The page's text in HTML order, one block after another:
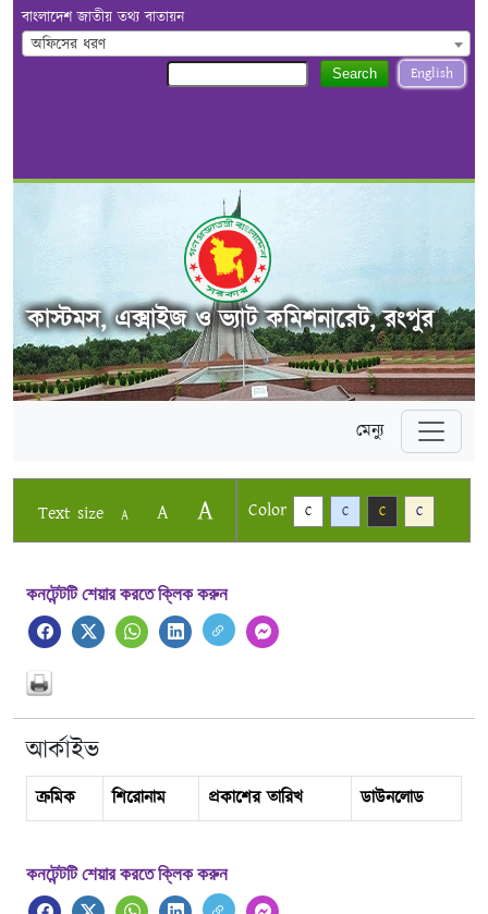
বাংলাদেশ জাতীয় তথ্য বাতায়ন
অফিসের ধরণ
English
Search
কাস্টমস, এক্সাইজ ও ভ্যাট কমিশনারেট, রংপুর
মেন্যু
Text size A A A Color C C C C
কনটেন্টটি শেয়ার করতে ক্লিক করুন
আর্কাইভ
ক্রমিক শিরোনাম প্রকাশের তারিখ ডাউনলোড
কনটেন্টটি শেয়ার করতে ক্লিক করুন